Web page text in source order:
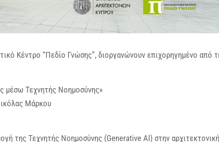
Κέντρο “Πεδίο Γνώσης”, διοργανώνουν επιχορηγημένο από
μέσω Τεχνητής Νοημοσύνης»
Μάρκου
της Τεχνητής Νοημοσύνης (Generative AI) στην αρχιτεκτονική